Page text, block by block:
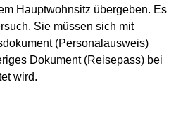
Hauptwohnsitz übergeben. Es
Sie müssen sich mit
(Personalausweis)
Dokument (Reisepass) bei
wird.